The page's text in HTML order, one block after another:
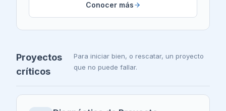
Conocer más
Proyectos
críticos
Para iniciar bien, o rescatar, un proyecto
que no puede fallar.